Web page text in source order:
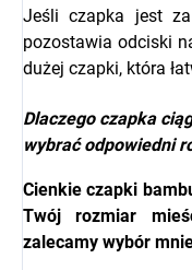
Jeśli czapka jest
pozostawia odciski
dużej czapki, która
Dlaczego czapka
wybrać odpowiedni
Cienkie czapki
Twój rozmiar
zalecamy wybór